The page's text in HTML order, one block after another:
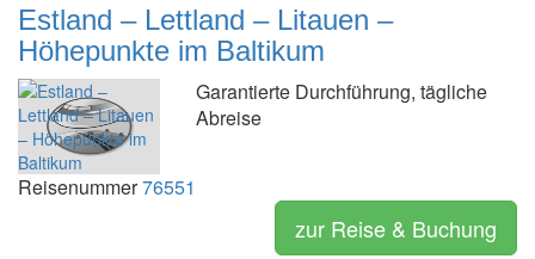
Estland – Lettland – Litauen –
Höhepunkte im Baltikum
Garantierte Durchführung, tägliche
Abreise
Reisenummer76551
zur Reise & Buchung